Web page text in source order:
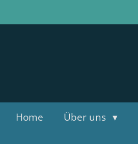
Hauptinhalt
Home Über uns